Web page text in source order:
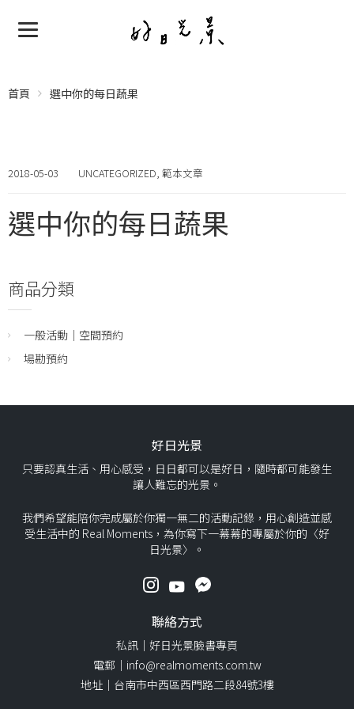
首頁 選中你的每日蔬果
2018-05-03 UNCATEGORIZED, 範本文章
選中你的每日蔬果
商品分類
一般活動｜空間預約
場勘預約
好日光景
只要認真生活、用心感受，日日都可以是好日，隨時都可能發生
讓人難忘的光景。
我們希望能陪你完成屬於你獨一無二的活動記錄，用心創造並感
受生活中的 Real Moments，為你寫下一幕幕的專屬於你的〈好
日光景〉。
聯絡方式
私訊｜好日光景臉書專頁
電郵｜info@realmoments.com.tw
地址｜台南市中西區西門路二段84號3樓